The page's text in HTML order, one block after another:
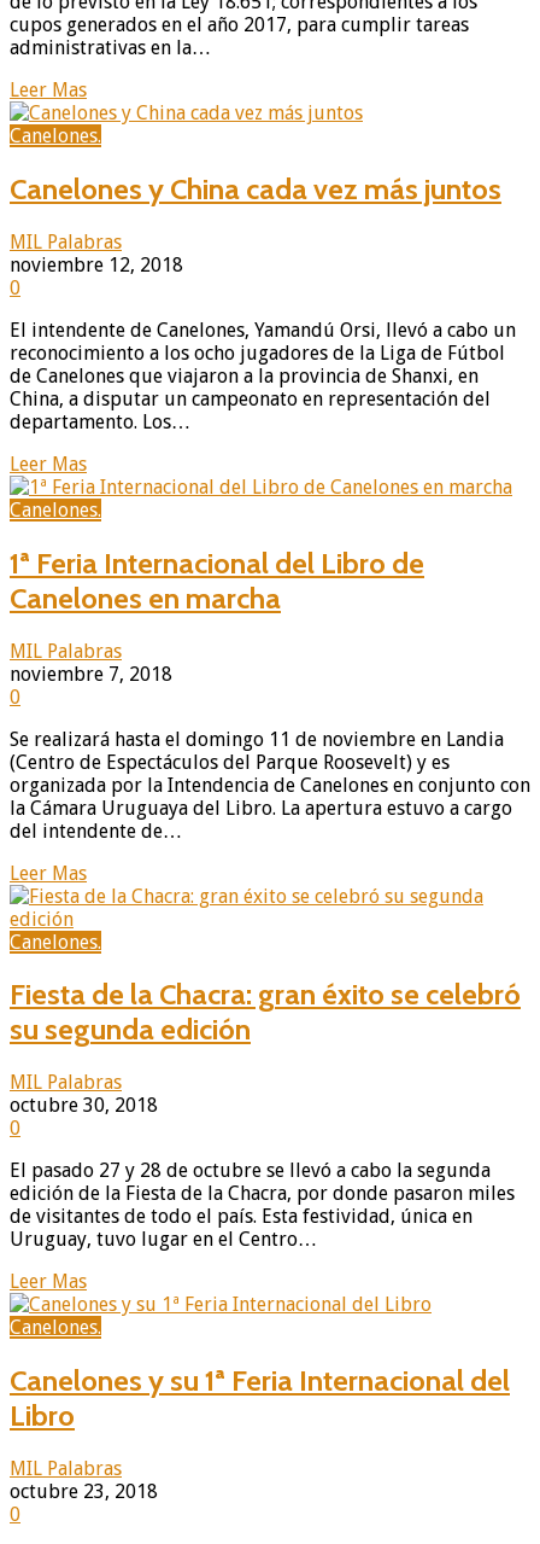
cupos generados en el año 2017, para cumplir tareas
administrativas en la…
Leer Mas
Canelones.
Canelones y China cada vez más juntos
MIL Palabras
noviembre 12, 2018
0
El intendente de Canelones, Yamandú Orsi, llevó a cabo un
reconocimiento a los ocho jugadores de la Liga de Fútbol
de Canelones que viajaron a la provincia de Shanxi, en
China, a disputar un campeonato en representación del
departamento. Los…
Leer Mas
Canelones.
1ª Feria Internacional del Libro de
Canelones en marcha
MIL Palabras
noviembre 7, 2018
0
Se realizará hasta el domingo 11 de noviembre en Landia
(Centro de Espectáculos del Parque Roosevelt) y es
organizada por la Intendencia de Canelones en conjunto con
la Cámara Uruguaya del Libro. La apertura estuvo a cargo
del intendente de…
Leer Mas
Canelones.
Fiesta de la Chacra: gran éxito se celebró
su segunda edición
MIL Palabras
octubre 30, 2018
0
El pasado 27 y 28 de octubre se llevó a cabo la segunda
edición de la Fiesta de la Chacra, por donde pasaron miles
de visitantes de todo el país. Esta festividad, única en
Uruguay, tuvo lugar en el Centro…
Leer Mas
Canelones.
Canelones y su 1ª Feria Internacional del
Libro
MIL Palabras
octubre 23, 2018
0